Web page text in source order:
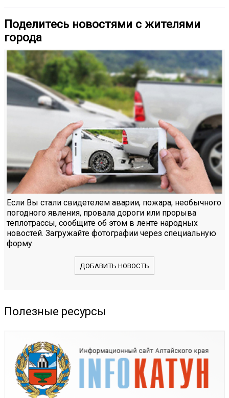
Поделитесь новостями с жителями
города
Если Вы стали свидетелем аварии, пожара, необычного
погодного явления, провала дороги или прорыва
теплотрассы, сообщите об этом в ленте народных
новостей. Загружайте фотографии через специальную
форму.
ДОБАВИТЬ НОВОСТЬ
Полезные ресурсы